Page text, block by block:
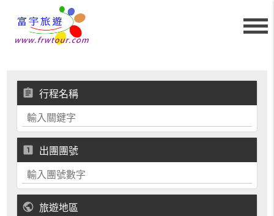
assignment 行程名稱
looks_one 出團團號
public 旅遊地區